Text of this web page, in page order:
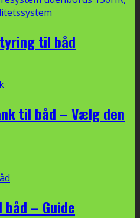
til båd
til båd – Vælg den
– Guide